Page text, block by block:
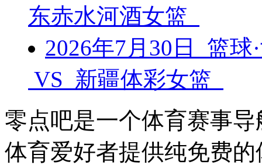
东赤水河酒女篮
2026年7月30日 篮
VS 新疆体彩女篮
零点吧是一个体育赛事
体育爱好者提供纯免费